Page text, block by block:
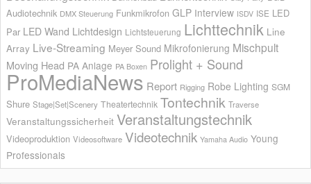
Audiotechnik DMX Steuerung Funkmikrofon GLP Interview ISDV ISE LED
Par LED Wand Lichtdesign Lichtsteuerung Lichttechnik Line
Array Live-Streaming Meyer Sound Mikrofonierung Mischpult
Moving Head PA Anlage PA Boxen Prolight + Sound
ProMediaNews Report Rigging Robe Lighting SGM
Shure Stage|Set|Scenery Theatertechnik Tontechnik Traverse
Veranstaltungssicherheit Veranstaltungstechnik
Videoproduktion Videosoftware Videotechnik Yamaha Audio Young
Professionals